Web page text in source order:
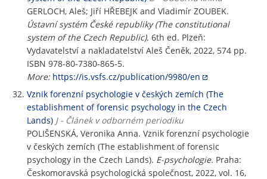
GERLOCH, Aleš; Jiří HŘEBEJK and Vladimír ZOUBEK.
Ústavní systém České republiky (The constitutional
system of the Czech Republic). 6th ed. Plzeň:
Vydavatelství a nakladatelství Aleš Čeněk, 2022, 574 pp.
ISBN 978-80-7380-865-5.
More: https://is.vsfs.cz/publication/9980/en
Vznik forenzní psychologie v českých zemích (The
establishment of forensic psychology in the Czech
Lands) J - Článek v odborném periodiku
POLIŠENSKÁ, Veronika Anna. Vznik forenzní psychologie
v českých zemích (The establishment of forensic
psychology in the Czech Lands). E-psychologie. Praha:
Českomoravská psychologická společnost, 2022, vol. 16,